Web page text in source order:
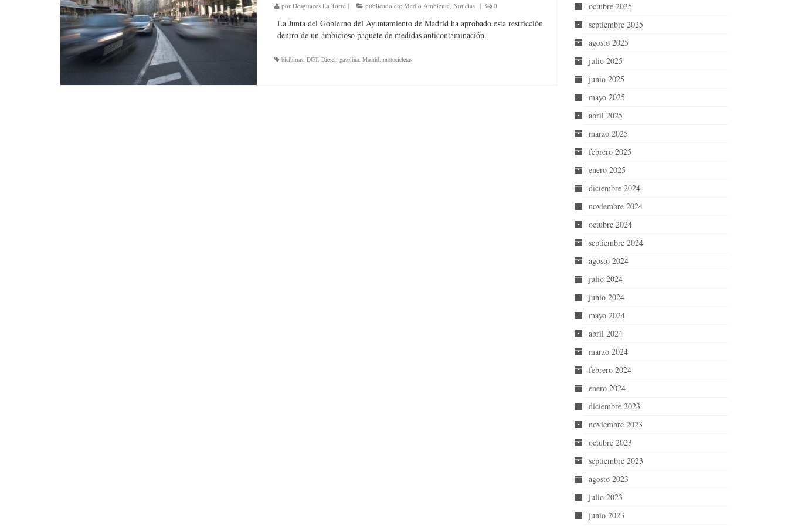
por Desguaces La Torre| publicado en: Medio Ambiente, Noticias | 0
La Junta del Gobierno del Ayuntamiento de Madrid ha aprobado esta restricción
dentro de un ambicioso paquete de medidas anticontaminación.
bicibirras, DGT, Diesel, gasolina, Madrid, motocicletas
octubre 2025
septiembre 2025
agosto 2025
julio 2025
junio 2025
mayo 2025
abril 2025
marzo 2025
febrero 2025
enero 2025
diciembre 2024
noviembre 2024
octubre 2024
septiembre 2024
agosto 2024
julio 2024
junio 2024
mayo 2024
abril 2024
marzo 2024
febrero 2024
enero 2024
diciembre 2023
noviembre 2023
octubre 2023
septiembre 2023
agosto 2023
julio 2023
junio 2023